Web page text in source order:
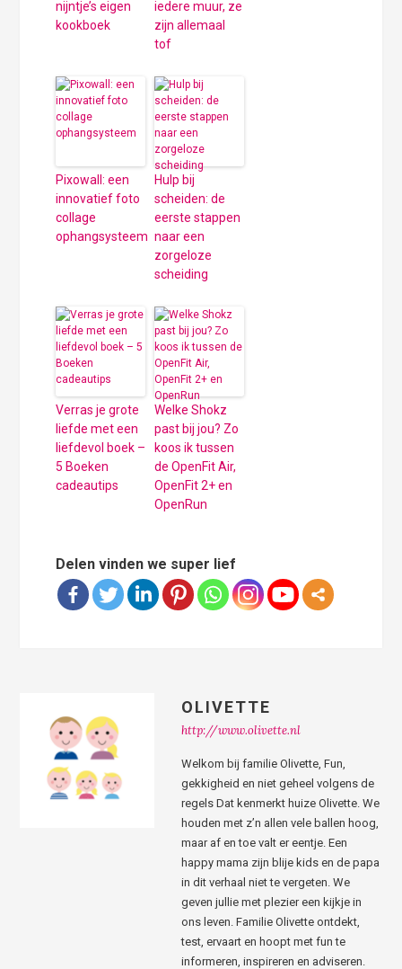
nijntje’s eigen
kookboek
iedere muur, ze
zijn allemaal
tof
Pixowall: een
innovatief foto
collage
ophangsysteem
Hulp bij
scheiden: de
eerste stappen
naar een
zorgeloze
scheiding
Verras je grote
liefde met een
liefdevol boek –
5 Boeken
cadeautips
Welke Shokz
past bij jou? Zo
koos ik tussen
de OpenFit Air,
OpenFit 2+ en
OpenRun
Delen vinden we super lief
OLIVETTE
http://www.olivette.nl
Welkom bij familie Olivette, Fun,
gekkigheid en niet geheel volgens de
regels Dat kenmerkt huize Olivette. We
houden met z’n allen vele ballen hoog,
maar af en toe valt er eentje. Een
happy mama zijn blije kids en de papa
in dit verhaal niet te vergeten. We
geven jullie met plezier een kijkje in
ons leven. Familie Olivette ontdekt,
test, ervaart en hoopt met fun te
informeren, inspireren en adviseren.